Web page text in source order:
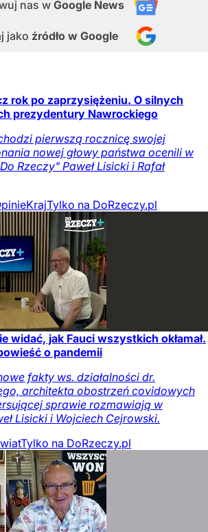
nas w Google News
jako źródło w Google
rok po zaprzysiężeniu. O silnych
prezydentury Nawrockiego
pierwszą rocznicę swojej
nowej głowy państwa ocenili w
Rzeczy" Paweł Lisicki i Rafał
KrajTylko na DoRzeczy.pl
widać, jak Fauci wszystkich okłamał.
o pandemii
fakty ws. działalności dr.
architekta obostrzeń covidowych
sprawie rozmawiają w
Lisicki i Wojciech Cejrowski.
Tylko na DoRzeczy.pl